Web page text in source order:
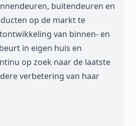
buitendeuren en
op de markt te
van binnen- en
in eigen huis en
op zoek naar de laatste
verbetering van haar